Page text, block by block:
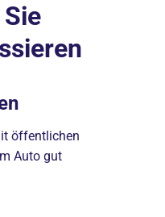
öffentlichen
Auto gut